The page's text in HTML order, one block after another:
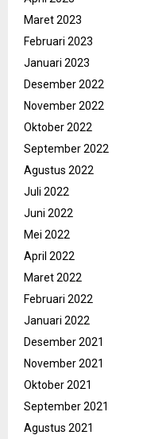
Maret 2023
Februari 2023
Januari 2023
Desember 2022
November 2022
Oktober 2022
September 2022
Agustus 2022
Juli 2022
Juni 2022
Mei 2022
April 2022
Maret 2022
Februari 2022
Januari 2022
Desember 2021
November 2021
Oktober 2021
September 2021
Agustus 2021